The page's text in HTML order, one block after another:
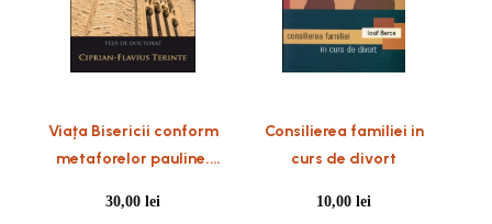
Viața Bisericii conform
metaforelor pauline.
Pavel privitoare la
30,00lei
Consilierea familiei in
curs de divort
10,00lei